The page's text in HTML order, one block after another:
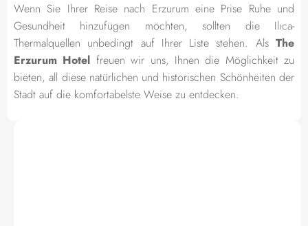
Wenn Sie Ihrer Reise nach Erzurum eine Prise Ruhe und
Gesundheit hinzufügen möchten, sollten die Ilıca-
Thermalquellen unbedingt auf Ihrer Liste stehen. Als The
Erzurum Hotel freuen wir uns, Ihnen die Möglichkeit zu
bieten, all diese natürlichen und historischen Schönheiten der
Stadt auf die komfortabelste Weise zu entdecken.